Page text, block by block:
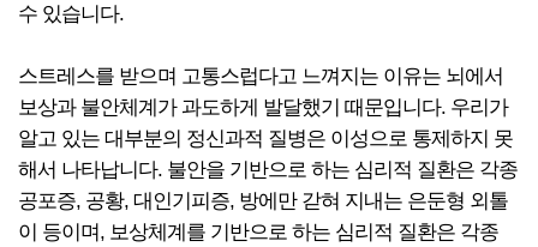
수 있습니다.
스트레스를 받으며 고통스럽다고 느껴지는 이유는 뇌에서
보상과 불안체계가 과도하게 발달했기 때문입니다. 우리가
알고 있는 대부분의 정신과적 질병은 이성으로 통제하지 못
해서 나타납니다. 불안을 기반으로 하는 심리적 질환은 각종
공포증, 공황, 대인기피증, 방에만 갇혀 지내는 은둔형 외톨
이 등이며, 보상체계를 기반으로 하는 심리적 질환은 각종